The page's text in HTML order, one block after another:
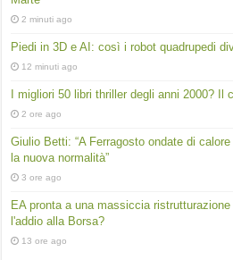
2 minuti ago
Piedi in 3D e AI: così i robot quadrupedi
12 minuti ago
I migliori 50 libri thriller degli anni 2000? Il
2 ore ago
Giulio Betti: “A Ferragosto ondate di
la nuova normalità”
3 ore ago
EA pronta a una massiccia
l'addio alla Borsa?
13 ore ago